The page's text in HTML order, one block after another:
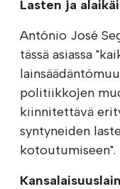
Lasten ja
António José
tässä asiassa
politiikkojen
kiinnitettävä
syntyneiden
kotoutumiseen".